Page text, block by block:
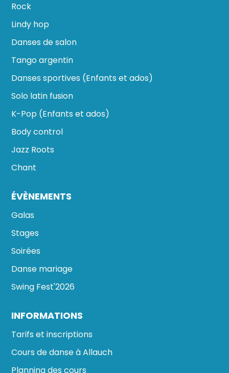
Rock
Lindy hop
Danses de salon
Tango argentin
Danses sportives (Enfants et ados)
Solo latin fusion
K-Pop (Enfants et ados)
Body control
Jazz Roots
Chant
ÉVÈNEMENTS
Galas
Stages
Soirées
Danse mariage
Swing Fest'2026
INFORMATIONS
Tarifs et inscriptions
Cours de danse à Allauch
Planning des cours